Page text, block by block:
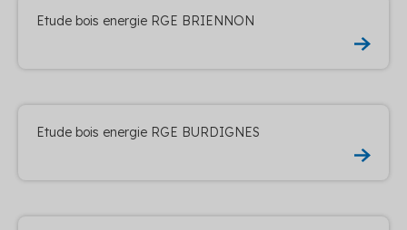
Etude bois energie RGE BRIENNON
Etude bois energie RGE BURDIGNES